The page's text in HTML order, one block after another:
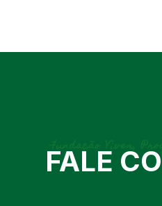
Fundação Viver,
FALE